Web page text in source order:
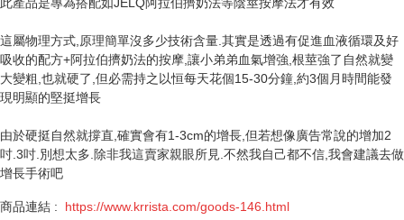
這屬物理方式,原理簡單沒多少技術含量.其實是透過有促進血液循環及好
吸收的配方+阿拉伯擠奶法的按摩,讓小弟弟血氣增強,根莖強了自然就變
大變粗,也就硬了,但必需持之以恒每天花個15-30分鐘,約3個月時間能發
現明顯的堅挺增長
由於硬挺自然就撐直,確實會有1-3cm的增長,但若想像廣告常說的增加2
吋.3吋.別想太多.除非我這賣家親眼所見.不然我自己都不信,我會建議去做
增長手術吧
商品連結 : https://www.krrista.com/goods-146.html